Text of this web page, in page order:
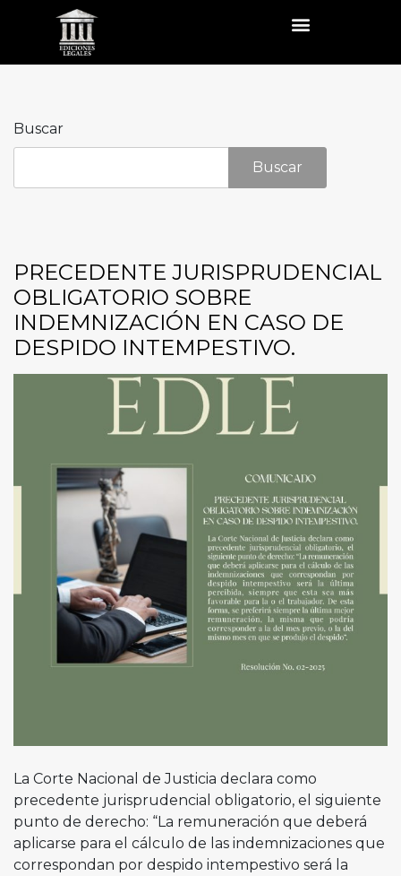
Buscar
Buscar
PRECEDENTE JURISPRUDENCIAL
OBLIGATORIO SOBRE
INDEMNIZACIÓN EN CASO DE
DESPIDO INTEMPESTIVO.
La Corte Nacional de Justicia declara como
precedente jurisprudencial obligatorio, el siguiente
punto de derecho: “La remuneración que deberá
aplicarse para el cálculo de las indemnizaciones que
correspondan por despido intempestivo será la